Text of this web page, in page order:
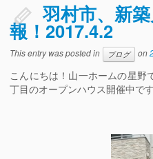
羽村市、新
報！2017.4.2
This entry was posted in ブログ on
こんにちは！山一ホームの星野
丁目のオープンハウス開催中で